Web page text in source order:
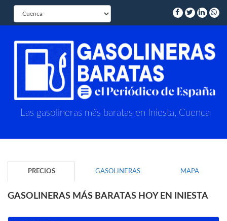
Las gasolineras más baratas en Iniesta, Cuenca
PRECIOS GASOLINERAS MAPA
GASOLINERAS MÁS BARATAS HOY EN INIESTA